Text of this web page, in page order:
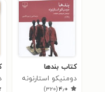
کتاب بندها
دومنیکو استارنونه
۴٫۰(۳۲۰)